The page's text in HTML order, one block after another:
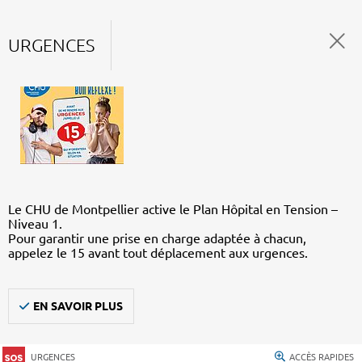
URGENCES
Le CHU de Montpellier active le Plan Hôpital en Tension –
Niveau 1.
Pour garantir une prise en charge adaptée à chacun,
appelez le 15 avant tout déplacement aux urgences.
EN SAVOIR PLUS
URGENCES ACCÈS RAPIDES